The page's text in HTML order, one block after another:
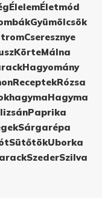
ÉlelemÉletmód
Gyümölcsök
Cseresznye
KörteMálna
Hagyomány
ReceptekRózsa
Hagyma
Paprika
Sárgarépa
SütőtökUborka
SzederSzilva